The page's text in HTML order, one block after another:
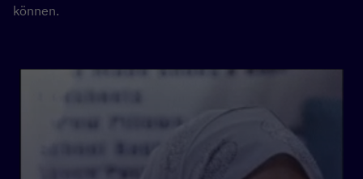
können.